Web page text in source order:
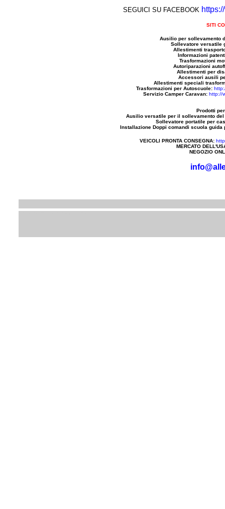
SEGUICI SU FACEBOOK
SITI
Ausilio per sollevamento
Sollevatore versatile
Allestimenti
Informazioni
Trasformazioni
Autoriparazioni
Allestimenti per
Accessori ausili
Allestimenti speciali
Trasformazioni per Autoscuole:
Servizio Camper Caravan: http://
Prodotti
Ausilio versatile per il sollevamento
Sollevatore portatile per
Installazione Doppi comandi scuola
VEICOLI PRONTA CONSEGNA:
MERCATO
NEGOZIO